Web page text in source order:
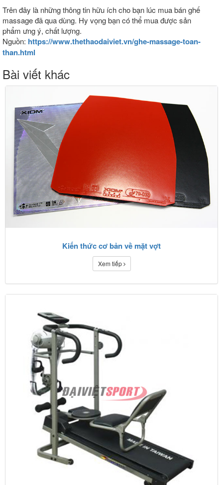
Trên đây là những thông tin hữu ích cho bạn lúc mua bán ghế
massage đã qua dùng. Hy vọng bạn có thể mua được sản
phẩm ưng ý, chất lượng.
Nguồn: https://www.thethaodaiviet.vn/ghe-massage-toan-
than.html
Bài viết khác
Kiến thức cơ bản về mặt vợt
Xem tiếp